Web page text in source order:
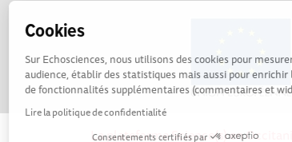
Cookies
Sur Echosciences, nous utilisons des cookies pour
audience, établir des statistiques mais aussi pour
de fonctionnalités supplémentaires (commentaires et
Lire la politique de confidentialité
Consentements certifiés par
La plateforme Science(s) en